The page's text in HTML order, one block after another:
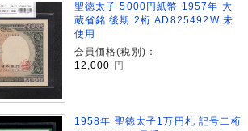
聖徳太子 5000円紙幣 1957年 大
蔵省銘 後期 2桁 AD825492W 未
使用
会員価格(税別)：
12,000
円
1958年 聖徳太子1万円札 記号二桁